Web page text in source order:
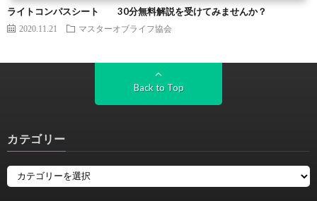
ライトコンパスシート 30分無料解説を受けてみませんか？
2020.11.21 マスターオブライフ協会
Back to Top
カテゴリー